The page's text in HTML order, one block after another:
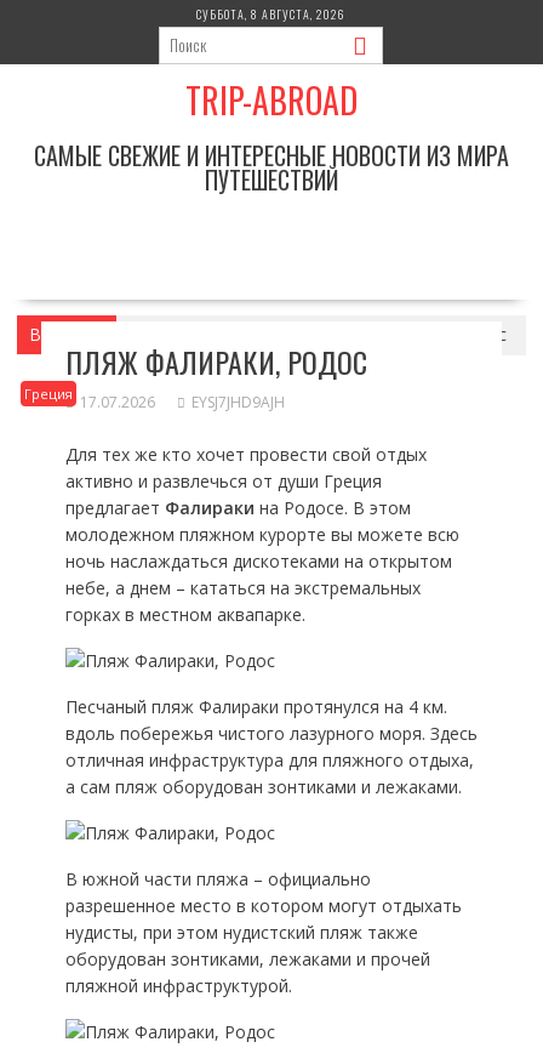
содержимому
СУББОТА, 8 АВГУСТА, 2026
TRIP-ABROAD
САМЫЕ СВЕЖИЕ И ИНТЕРЕСНЫЕ НОВОСТИ ИЗ МИРА
ПУТЕШЕСТВИЙ
Вы здесь Пляж Фалираки, Родос
Греция
ПЛЯЖ ФАЛИРАКИ, РОДОС
17.07.2026 EYSJ7JHD9AJH
Для тех же кто хочет провести свой отдых
активно и развлечься от души Греция
предлагает Фалираки на Родосе. В этом
молодежном пляжном курорте вы можете всю
ночь наслаждаться дискотеками на открытом
небе, а днем – кататься на экстремальных
горках в местном аквапарке.
Песчаный пляж Фалираки протянулся на 4 км.
вдоль побережья чистого лазурного моря. Здесь
отличная инфраструктура для пляжного отдыха,
а сам пляж оборудован зонтиками и лежаками.
В южной части пляжа – официально
разрешенное место в котором могут отдыхать
нудисты, при этом нудистский пляж также
оборудован зонтиками, лежаками и прочей
пляжной инфраструктурой.